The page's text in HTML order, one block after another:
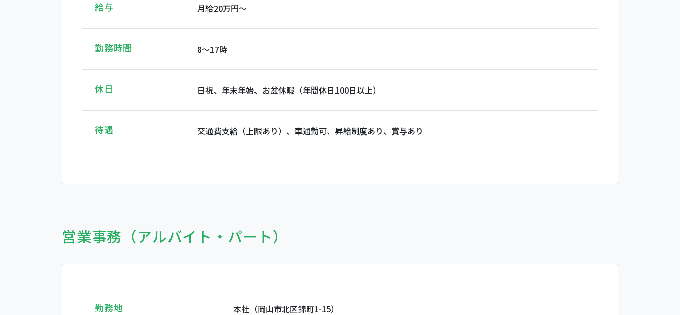
給与 月給20万円～
勤務時間 8～17時
休日 日祝、年末年始、お盆休暇（年間休日100日以上）
待遇 交通費支給（上限あり）、車通勤可、昇給制度あり、賞与あり
営業事務（アルバイト・パート）
勤務地 本社（岡山市北区錦町1-15）